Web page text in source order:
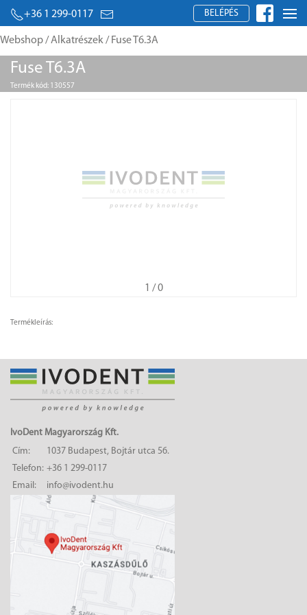
+36 1 299-0117 BELÉPÉS
Webshop/Alkatrészek/ Fuse T6.3A
Fuse T6.3A
Termék kód: 130557
1 / 0
Termékleírás:
IvoDent Magyarország Kft.
Cím:
1037 Budapest, Bojtár utca 56.
Telefon: +36 1 299-0117
Email:
info@ivodent.hu